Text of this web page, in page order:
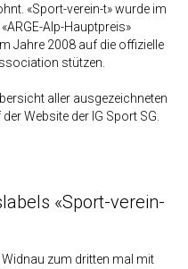
«Sport-verein-t» wurde im
Alp-Hauptpreis»
Jahre 2008 auf die offizielle
stützen.
aller ausgezeichneten
Website der IG Sport SG.
«Sport-verein-
zum dritten mal mit